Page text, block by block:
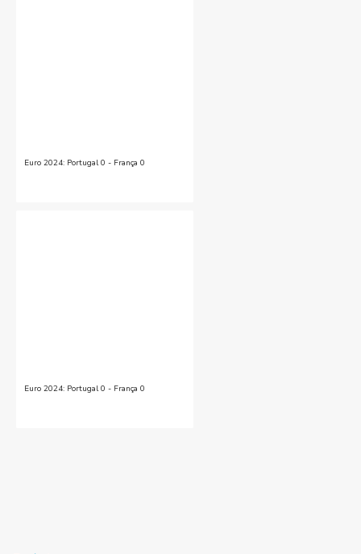
Euro 2024: Portugal 0 - França 0
Euro 2024: Portugal 0 - França 0